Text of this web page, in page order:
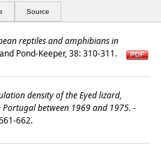
Source
reptiles and amphibians in
Pond-Keeper, 38: 310-311.
density of the Eyed lizard,
between 1969 and 1975. -
662.